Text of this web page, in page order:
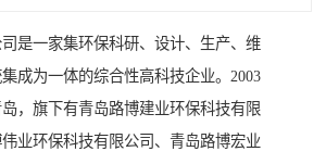
是一家集环保科研、设计、生产、维
成为一体的综合性高科技企业。2003
，旗下有青岛路博建业环保科技有限
业环保科技有限公司、青岛路博宏业